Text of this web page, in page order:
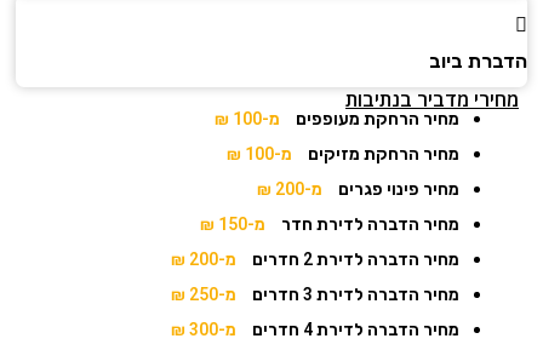
הדברת ביוב
מחירי מדביר בנתיבות
מחיר הרחקת מעופפים
מ-100 ₪
מחיר הרחקת מזיקים
מ-100 ₪
מחיר פינוי פגרים
מ-200 ₪
מחיר הדברה לדירת חדר
מ-150 ₪
מחיר הדברה לדירת 2 חדרים
מ-200 ₪
מחיר הדברה לדירת 3 חדרים
מ-250 ₪
מחיר הדברה לדירת 4 חדרים
מ-300 ₪